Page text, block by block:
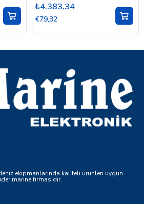
₺4.383,34
€79,32
ekipmanlarında kaliteli ürünleri uygun
marine firmasıdır.